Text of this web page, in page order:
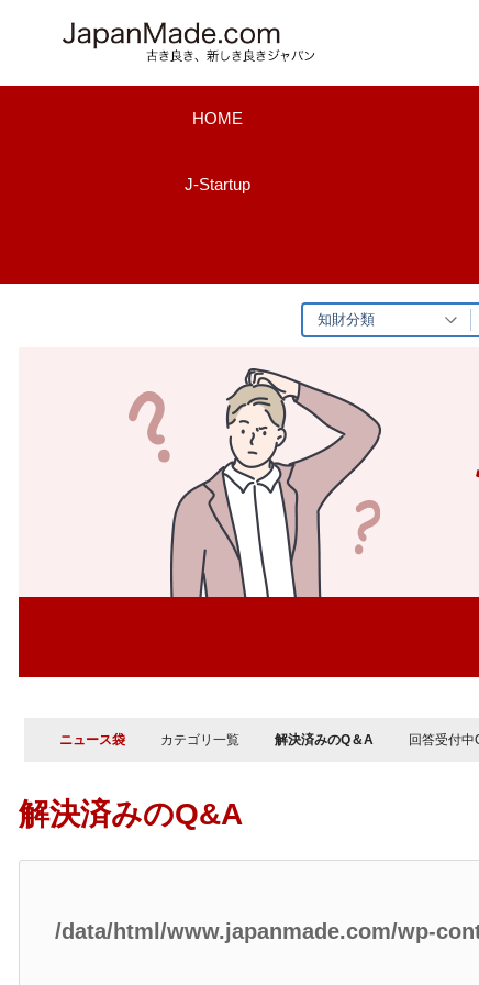
HOME
J-Startup
知財分類
ニュース袋 カテゴリ一覧 解決済みのQ＆A 回答受付中
解決済みのQ&A
/data/html/www.japanmade.com/wp-